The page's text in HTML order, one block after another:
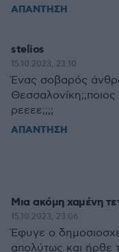
ΑΠΑΝΤΗΣΗ
stelios
15.10.2023, 23:10
Ένας σοβαρός
ρεεεε;;;;
ΑΠΑΝΤΗΣΗ
Μια ακόμη χαμένη
15.10.2023, 23:06
Έφυγε ο
απολύτως και ήρθε